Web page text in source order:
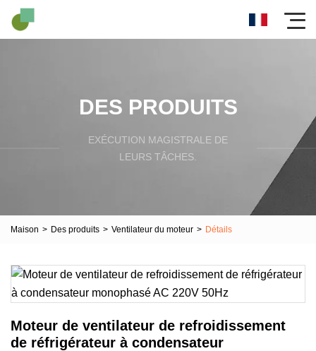
DES PRODUITS
EXÉCUTION MAGISTRALE DE
LEURS TÂCHES.
Maison > Des produits > Ventilateur du moteur > Détails
Moteur de ventilateur de refroidissement
de réfrigérateur à condensateur